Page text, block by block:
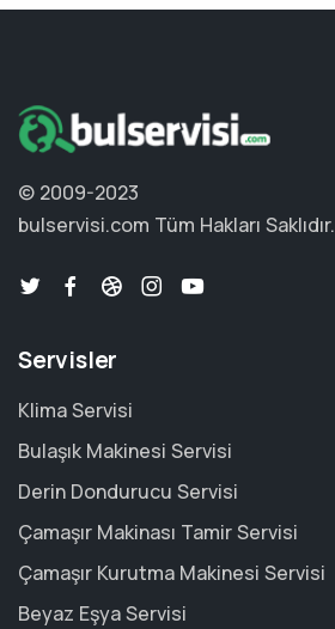
© 2009-2023
bulservisi.com Tüm Hakları Saklıdır.
Servisler
Klima Servisi
Bulaşık Makinesi Servisi
Derin Dondurucu Servisi
Çamaşır Makinası Tamir Servisi
Çamaşır Kurutma Makinesi Servisi
Beyaz Eşya Servisi